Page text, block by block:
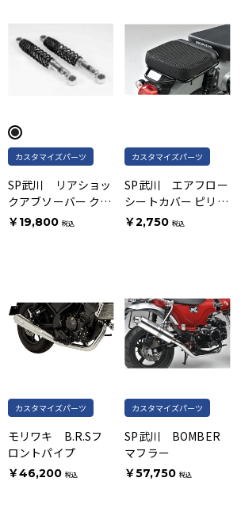
カスタマイズパーツ
SP武川 リアショッ
クアブソーバー クロ
ムメッキ/ブラック
￥19,800 税込
カスタマイズパーツ
SP武川 エアフロー
シートカバー ピリオ
ンシート用
￥2,750 税込
カスタマイズパーツ
モリワキ B.R.Sフ
ロントパイプ
￥46,200 税込
カスタマイズパーツ
SP武川 BOMBER
マフラー
￥57,750 税込